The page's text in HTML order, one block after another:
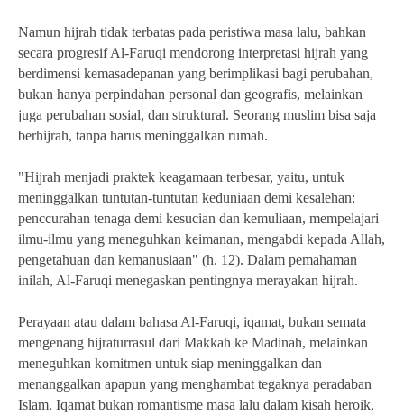
Namun hijrah tidak terbatas pada peristiwa masa lalu, bahkan
secara progresif Al-Faruqi mendorong interpretasi hijrah yang
berdimensi kemasadepanan yang berimplikasi bagi perubahan,
bukan hanya perpindahan personal dan geografis, melainkan
juga perubahan sosial, dan struktural. Seorang muslim bisa saja
berhijrah, tanpa harus meninggalkan rumah.
"Hijrah menjadi praktek keagamaan terbesar, yaitu, untuk
meninggalkan tuntutan-tuntutan keduniaan demi kesalehan:
penccurahan tenaga demi kesucian dan kemuliaan, mempelajari
ilmu-ilmu yang meneguhkan keimanan, mengabdi kepada Allah,
pengetahuan dan kemanusiaan" (h. 12). Dalam pemahaman
inilah, Al-Faruqi menegaskan pentingnya merayakan hijrah.
Perayaan atau dalam bahasa Al-Faruqi, iqamat, bukan semata
mengenang hijraturrasul dari Makkah ke Madinah, melainkan
meneguhkan komitmen untuk siap meninggalkan dan
menanggalkan apapun yang menghambat tegaknya peradaban
Islam. Iqamat bukan romantisme masa lalu dalam kisah heroik,